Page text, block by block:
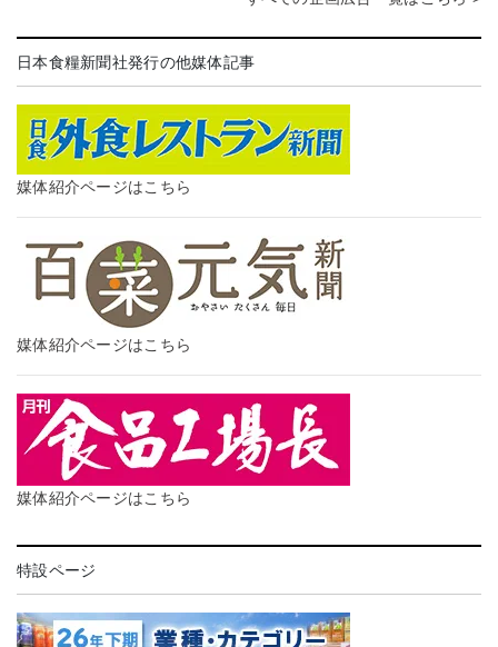
日本食糧新聞社発行の他媒体記事
媒体紹介ページはこちら
媒体紹介ページはこちら
媒体紹介ページはこちら
特設ページ